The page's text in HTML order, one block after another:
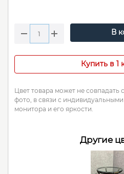
В
Купить в 1
Цвет товара может не совпадать
фото, в связи с
монитора и его яркости.
Другие